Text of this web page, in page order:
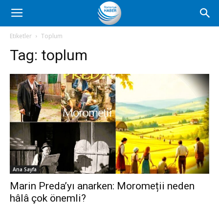
Romanya
Haber
Etiketler Toplum
Tag: toplum
Ana Sayfa
Marin Preda’yı anarken: Moromeții neden
hâlâ çok önemli?